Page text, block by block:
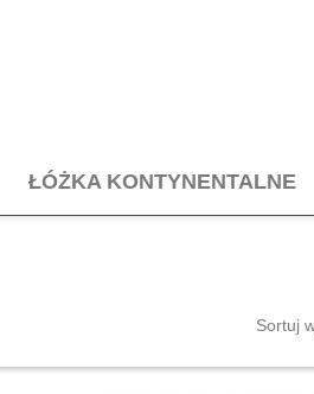
ŁÓŻKA KONTYNENTALNE
Sortuj